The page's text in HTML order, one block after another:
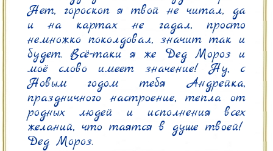
Нет, гороскоп я твой не читал, да
и на картах не гадал, просто
немножко поколдовал, значит так и
будет. Всё-таки я же Дед Мороз и
моё слово имеет значение! Ну, с
Новым годом тебя Андрейка,
праздничного настроение, тепла от
родных людей и исполнения всех
желаний, что таятся в душе твоей!
Дед Мороз.